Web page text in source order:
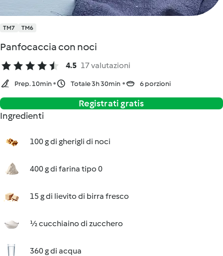
TM7 TM6
Panfocaccia con noci
4.5 17 valutazioni
Prep. 10min Totale 3h 30min 6 porzioni
Registrati gratis
Ingredienti
100 g di gherigli di noci
400 g di farina tipo 0
15 g di lievito di birra fresco
½ cucchiaino di zucchero
360 g di acqua